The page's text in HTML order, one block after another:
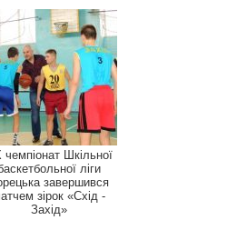
чемпіонат Шкільної
ліги
завершився
зірок «Схід -
Захід»